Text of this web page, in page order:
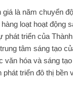
là năm chuyển
loạt hoạt động
phát triển của
tâm sáng tạo
văn hóa và sáng
phát triển đô thị bền